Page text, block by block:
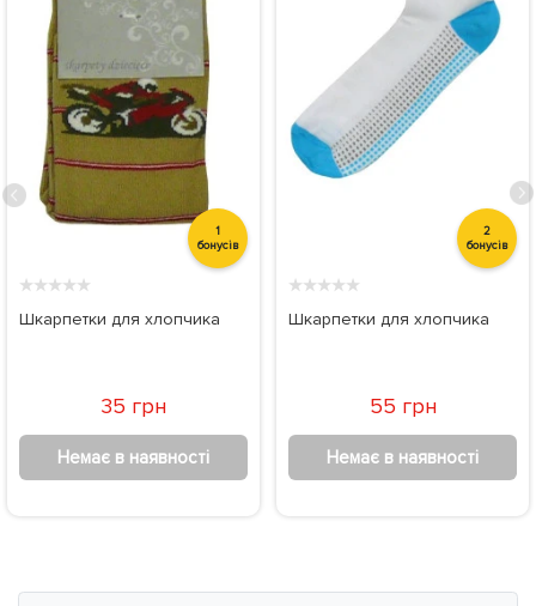
1
бонусів
★★★★★
Шкарпетки для хлопчика
35 грн
Немає в наявності
2
бонусів
★★★★★
Шкарпетки для хлопчика
55 грн
Немає в наявності